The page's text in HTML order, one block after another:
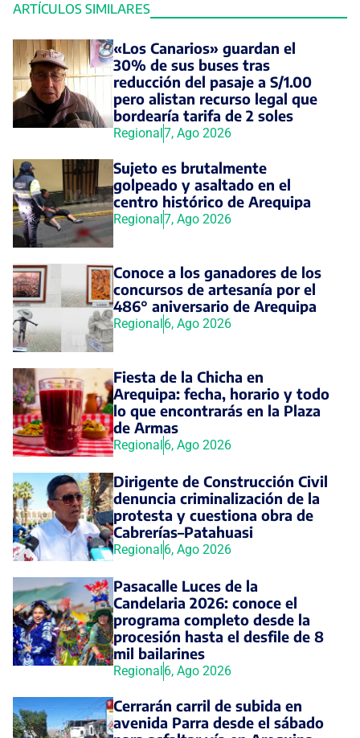
ARTÍCULOS SIMILARES
«Los Canarios» guardan el
30% de sus buses tras
reducción del pasaje a S/1.00
pero alistan recurso legal que
bordearía tarifa de 2 soles
Regional7, Ago 2026
Sujeto es brutalmente
golpeado y asaltado en el
centro histórico de Arequipa
Regional7, Ago 2026
Conoce a los ganadores de los
concursos de artesanía por el
486° aniversario de Arequipa
Regional6, Ago 2026
Fiesta de la Chicha en
Arequipa: fecha, horario y todo
lo que encontrarás en la Plaza
de Armas
Regional6, Ago 2026
Dirigente de Construcción Civil
denuncia criminalización de la
protesta y cuestiona obra de
Cabrerías–Patahuasi
Regional6, Ago 2026
Pasacalle Luces de la
Candelaria 2026: conoce el
programa completo desde la
procesión hasta el desfile de 8
mil bailarines
Regional6, Ago 2026
Cerrarán carril de subida en
avenida Parra desde el sábado